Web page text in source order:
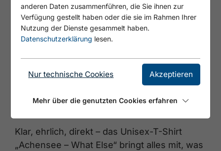
T-Shirt Achensee What Else
T-Shirt „Achensee – What Else“ – Statement
Klar, ehrlich, direkt – das Unisex-T-Shirt
„Achensee – What Else“ bringt alles mit, was
anderen Daten zusammenführen, die Sie ihnen zur
Verfügung gestellt haben oder die sie im Rahmen Ihrer
Nutzung der Dienste gesammelt haben.
Datenschutzerklärung lesen.
Nur technische Cookies Akzeptieren
Mehr über die genutzten Cookies erfahren